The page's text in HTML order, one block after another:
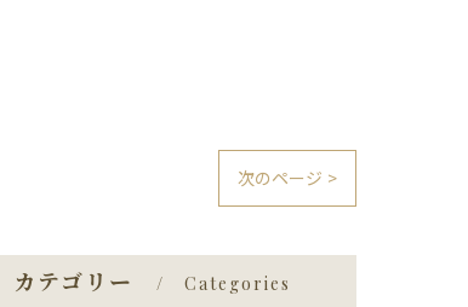
次のページ >
カテゴリー Categories